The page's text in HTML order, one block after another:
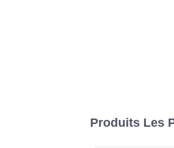
Produits Les